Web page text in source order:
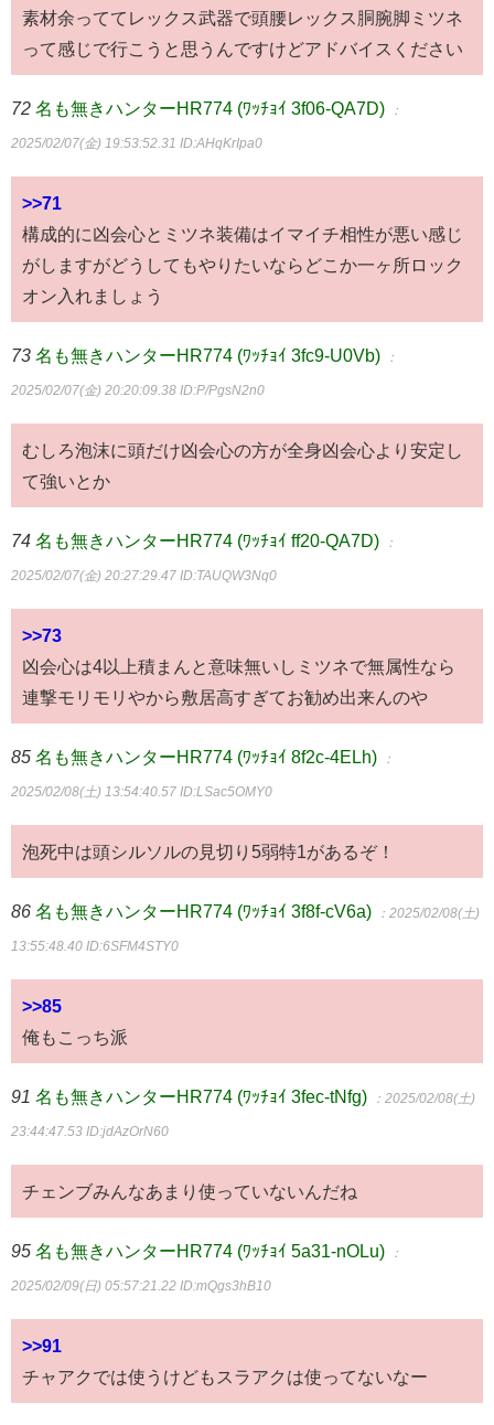
素材余っててレックス武器で頭腰レックス胴腕脚ミツネ
って感じで行こうと思うんですけどアドバイスください
72 名も無きハンターHR774 (ﾜｯﾁｮｲ 3f06-QA7D) ：
2025/02/07(金) 19:53:52.31 ID:AHqKrIpa0
>>71
構成的に凶会心とミツネ装備はイマイチ相性が悪い感じ
がしますがどうしてもやりたいならどこか一ヶ所ロック
オン入れましょう
73 名も無きハンターHR774 (ﾜｯﾁｮｲ 3fc9-U0Vb) ：
2025/02/07(金) 20:20:09.38 ID:P/PgsN2n0
むしろ泡沫に頭だけ凶会心の方が全身凶会心より安定し
て強いとか
74 名も無きハンターHR774 (ﾜｯﾁｮｲ ff20-QA7D) ：
2025/02/07(金) 20:27:29.47 ID:TAUQW3Nq0
>>73
凶会心は4以上積まんと意味無いしミツネで無属性なら
連撃モリモリやから敷居高すぎてお勧め出来んのや
85 名も無きハンターHR774 (ﾜｯﾁｮｲ 8f2c-4ELh) ：
2025/02/08(土) 13:54:40.57 ID:LSac5OMY0
泡死中は頭シルソルの見切り5弱特1があるぞ！
86 名も無きハンターHR774 (ﾜｯﾁｮｲ 3f8f-cV6a) ：2025/02/08(土)
13:55:48.40 ID:6SFM4STY0
>>85
俺もこっち派
91 名も無きハンターHR774 (ﾜｯﾁｮｲ 3fec-tNfg) ：2025/02/08(土)
23:44:47.53 ID:jdAzOrN60
チェンブみんなあまり使っていないんだね
95 名も無きハンターHR774 (ﾜｯﾁｮｲ 5a31-nOLu) ：
2025/02/09(日) 05:57:21.22 ID:mQgs3hB10
>>91
チャアクでは使うけどもスラアクは使ってないなー